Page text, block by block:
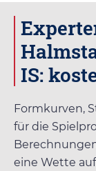
IS:
Formkurven,
für die
eine Wette